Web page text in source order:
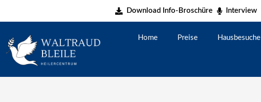
Download Info-Broschüre Interview
Home Preise Hausbesuche